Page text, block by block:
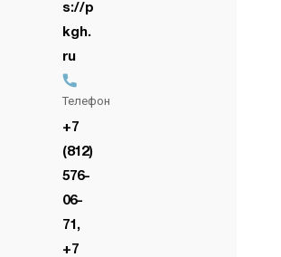
s://p
kgh.
ru
Телефон
+7
(812)
576-
06-
71,
+7